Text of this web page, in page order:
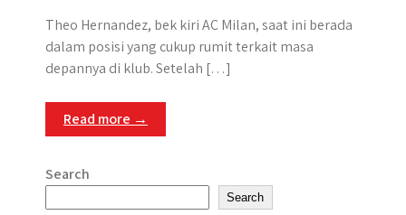
Theo Hernandez, bek kiri AC Milan, saat ini berada
dalam posisi yang cukup rumit terkait masa
depannya di klub. Setelah […]
Read more →
Search
Search